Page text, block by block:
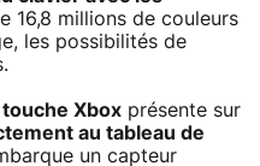
16,8 millions de couleurs
les possibilités de
touche Xbox présente sur
au tableau de
un capteur